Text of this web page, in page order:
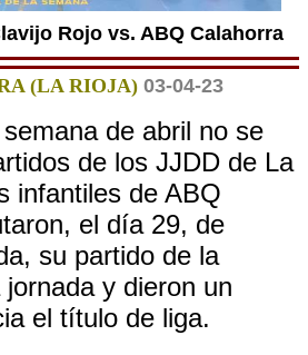
Rojo vs. ABQ Calahorra
(LA RIOJA) 03-04-23
de abril no se
de los JJDD de La
infantiles de ABQ
el día 29, de
su partido de la
y dieron un
el título de liga.